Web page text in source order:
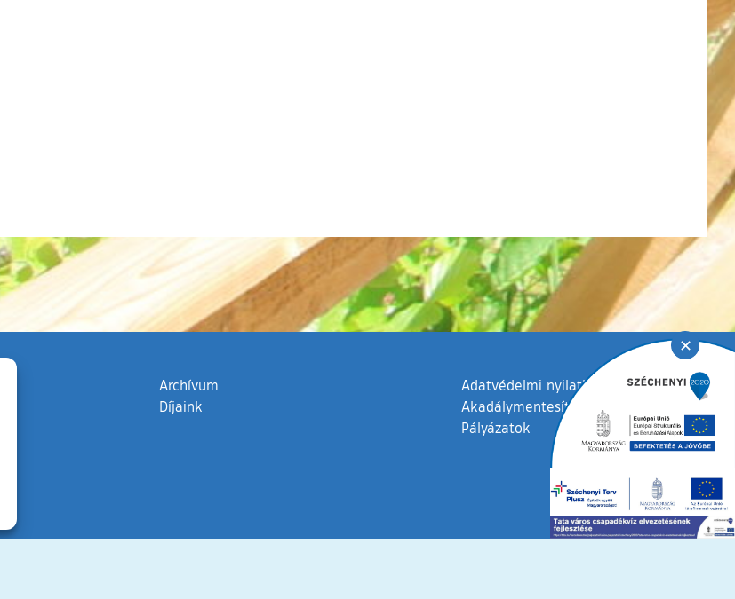
Archívum
Díjaink
Adatvédelmi nyilatkozat
Akadálymentesítési nyilatkozat
Pályázatok
✕